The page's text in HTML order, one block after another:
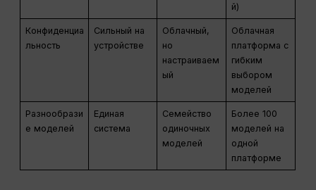
й)
Конфиденциа
льность
Сильный на
устройстве
Облачный,
но
настраиваем
ый
Облачная
платформа с
гибким
выбором
моделей
Разнообрази
е моделей
Единая
система
Семейство
одиночных
моделей
Более 100
моделей на
одной
платформе